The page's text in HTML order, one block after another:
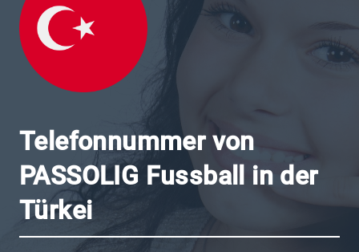
Telefonnummer von
PASSOLIG Fussball in der
Türkei